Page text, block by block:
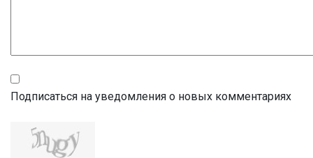
Подписаться на уведомления о новых комментариях